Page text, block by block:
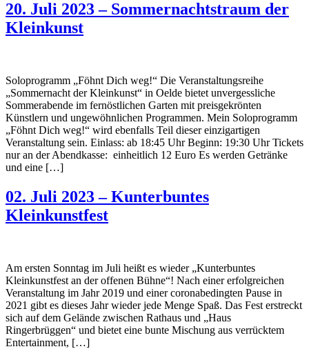
20. Juli 2023 – Sommernachtstraum der
Kleinkunst
Soloprogramm „Föhnt Dich weg!“ Die Veranstaltungsreihe
„Sommernacht der Kleinkunst“ in Oelde bietet unvergessliche
Sommerabende im fernöstlichen Garten mit preisgekrönten
Künstlern und ungewöhnlichen Programmen. Mein Soloprogramm
„Föhnt Dich weg!“ wird ebenfalls Teil dieser einzigartigen
Veranstaltung sein. Einlass: ab 18:45 Uhr Beginn: 19:30 Uhr Tickets
nur an der Abendkasse: einheitlich 12 Euro Es werden Getränke
und eine […]
02. Juli 2023 – Kunterbuntes
Kleinkunstfest
Am ersten Sonntag im Juli heißt es wieder „Kunterbuntes
Kleinkunstfest an der offenen Bühne“! Nach einer erfolgreichen
Veranstaltung im Jahr 2019 und einer coronabedingten Pause in
2021 gibt es dieses Jahr wieder jede Menge Spaß. Das Fest erstreckt
sich auf dem Gelände zwischen Rathaus und „Haus
Ringerbrüggen“ und bietet eine bunte Mischung aus verrücktem
Entertainment, […]